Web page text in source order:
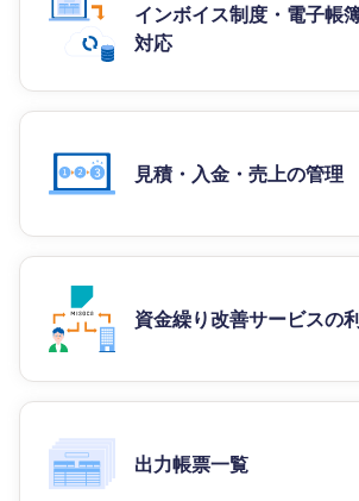
インボイス制度・電子帳
対応
見積・入金・売上の管理
資金繰り改善サービスの
出力帳票一覧